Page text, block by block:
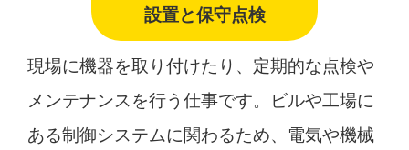
設置と保守点検
現場に機器を取り付けたり、定期的な点検や
メンテナンスを行う仕事です。ビルや工場に
ある制御システムに関わるため、電気や機械